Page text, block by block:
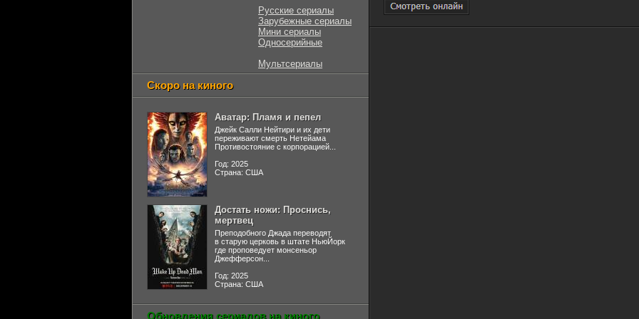
Русские сериалы
Зарубежные сериалы
Мини сериалы
Односерийные
Мультсериалы
Скоро на киного
Аватар: Пламя и пепел
Джейк Салли Нейтири и их дети
переживают смерть Нетейама
Противостояние с корпорацией...
Год: 2025
Страна: США
Достать ножи: Проснись,
мертвец
Преподобного Джада переводят
в старую церковь в штате НьюЙорк
где проповедует монсеньор
Джефферсон...
Год: 2025
Страна: США
Обновления сериалов на киного